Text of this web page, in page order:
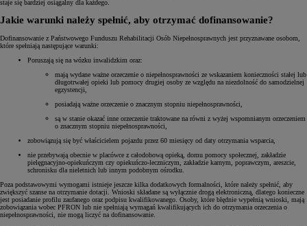
staje się bardziej osiągalny dla każdego.
Jakie warunki należy spełnić, aby otrzymać dofinansowanie?
Dofinansowanie z Państwowego Funduszu Rehabilitacji Osób Niepełnosprawnych jest przyznawane osobom,
które spełniają następujące warunki:
Poruszają się na wózku inwalidzkim oraz:
mają wydane ważne orzeczenie o niepełnosprawności ze wskazaniem konieczności stałej lub
długotrwałej opieki lub pomocy drugiej osoby ze względu na niezdolność do samodzielnej
egzystencji,
posiadają ważne orzeczenie o znacznym stopniu niepełnosprawności,
są w stanie okazać inne orzeczenie traktowane na równi z wyżej wspomnianym orzeczeniem
o znacznym stopniu niepełnosprawności,
zobowiązują się być właścicielem pojazdu przez 60 miesięcy od daty otrzymania wsparcia,
nie przebywają obecnie w placówce z całodobową opieką, domu pomocy społecznej, zakładzie
pielęgnacyjno-opiekuńczym czy opiekuńczo-leczniczym, zakładzie karnym, poprawczym, areszcie,
schronisku dla nieletnich lub innym podobnym ośrodku.
Poza podstawowymi wymogami istnieje jeszcze kilka dodatkowych formalności, które należy spełnić, aby
zwiększyć szanse na otrzymanie dotacji. Wnioski składane są wyłącznie drogą elektroniczną, dlatego konieczne
jest posiadanie profilu zaufanego oraz podpisu kwalifikowanego. Osoby, które błędnie wypełnią wnioski, mają
zobowiązania wobec PFRON lub nie spełniają wymagań kwalifikujących ich do otrzymania orzeczenia o
niepełnosprawności, nie mogą liczyć na dofinansowanie.